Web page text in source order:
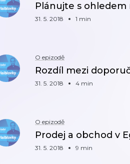
Plánujte s ohledem
31. 5. 2018 1 min
O epizodě
Rozdíl mezi
31. 5. 2018 4 min
O epizodě
Prodej a obchod v
31. 5. 2018 9 min